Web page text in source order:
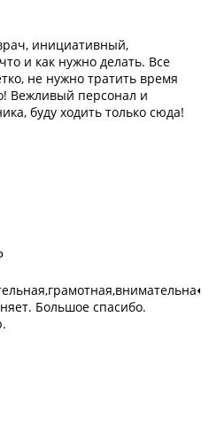
инициативный,
и как нужно делать. Все
не нужно тратить время
Вежливый персонал и
буду ходить только сюда!
Большое спасибо.